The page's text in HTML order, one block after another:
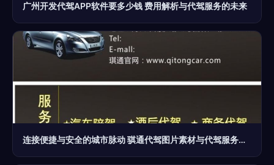
广州开发代驾APP软件要多少钱 费用解析与代驾服务的未来
连接便捷与安全的城市脉动 骐通代驾图片素材与代驾服务解析